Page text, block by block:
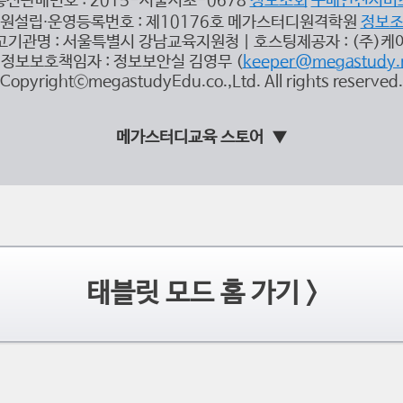
설립∙운영등록번호 : 제10176호 메가스터디원격학원 정보
기관명 : 서울특별시 강남교육지원청 | 호스팅제공자 : (주)케
보보호책임자 : 정보보안실 김영무 (
CopyrightⓒmegastudyEdu.co.,Ltd. All rights reserved.
메가스터디교육 스토어
태블릿 모드 홈 가기 >